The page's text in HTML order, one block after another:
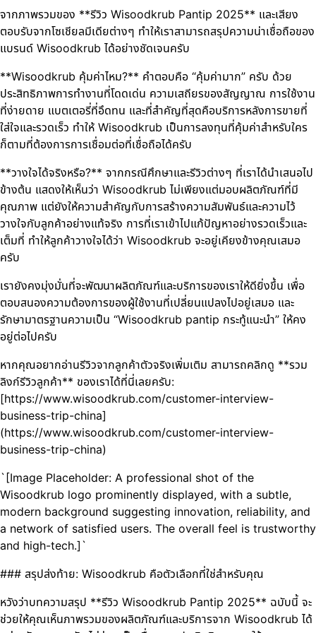
จากภาพรวมของ **รีวิว Wisoodkrub Pantip 2025** และเสียง
ตอบรับจากโซเชียลมีเดียต่างๆ ทำให้เราสามารถสรุปความน่าเชื่อถือของ
แบรนด์ Wisoodkrub ได้อย่างชัดเจนครับ
**Wisoodkrub คุ้มค่าไหม?** คำตอบคือ “คุ้มค่ามาก” ครับ ด้วย
ประสิทธิภาพการทำงานที่โดดเด่น ความเสถียรของสัญญาณ การใช้งาน
ที่ง่ายดาย แบตเตอรี่ที่อึดทน และที่สำคัญที่สุดคือบริการหลังการขายที่
ใส่ใจและรวดเร็ว ทำให้ Wisoodkrub เป็นการลงทุนที่คุ้มค่าสำหรับใคร
ก็ตามที่ต้องการการเชื่อมต่อที่เชื่อถือได้ครับ
**วางใจได้จริงหรือ?** จากกรณีศึกษาและรีวิวต่างๆ ที่เราได้นำเสนอไป
ข้างต้น แสดงให้เห็นว่า Wisoodkrub ไม่เพียงแต่มอบผลิตภัณฑ์ที่มี
คุณภาพ แต่ยังให้ความสำคัญกับการสร้างความสัมพันธ์และความไว้
วางใจกับลูกค้าอย่างแท้จริง การที่เราเข้าไปแก้ปัญหาอย่างรวดเร็วและ
เต็มที่ ทำให้ลูกค้าวางใจได้ว่า Wisoodkrub จะอยู่เคียงข้างคุณเสมอ
ครับ
เรายังคงมุ่งมั่นที่จะพัฒนาผลิตภัณฑ์และบริการของเราให้ดียิ่งขึ้น เพื่อ
ตอบสนองความต้องการของผู้ใช้งานที่เปลี่ยนแปลงไปอยู่เสมอ และ
รักษามาตรฐานความเป็น “Wisoodkrub pantip กระทู้แนะนำ” ให้คง
อยู่ต่อไปครับ
หากคุณอยากอ่านรีวิวจากลูกค้าตัวจริงเพิ่มเติม สามารถคลิกดู **รวม
ลิงก์รีวิวลูกค้า** ของเราได้ที่นี่เลยครับ:
[https://www.wisoodkrub.com/customer-interview-
business-trip-china]
(https://www.wisoodkrub.com/customer-interview-
business-trip-china)
`[Image Placeholder: A professional shot of the
Wisoodkrub logo prominently displayed, with a subtle,
modern background suggesting innovation, reliability, and
a network of satisfied users. The overall feel is trustworthy
and high-tech.]`
### สรุปส่งท้าย: Wisoodkrub คือตัวเลือกที่ใช่สำหรับคุณ
หวังว่าบทความสรุป **รีวิว Wisoodkrub Pantip 2025** ฉบับนี้ จะ
ช่วยให้คุณเห็นภาพรวมของผลิตภัณฑ์และบริการจาก Wisoodkrub ได้